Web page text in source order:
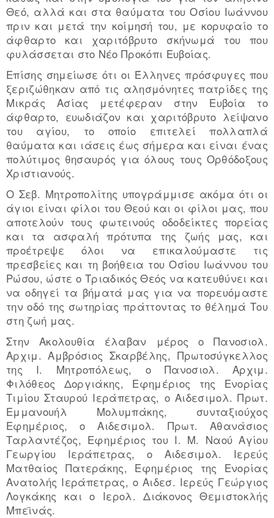
Θεό, αλλά και στα θαύματα του Οσίου Ιωάννου
πριν και μετά την κοίμησή του, με κορυφαίο το
άφθαρτο και χαριτόβρυτο σκήνωμά του που
φυλάσσεται στο Νέο Προκόπι Ευβοίας.
Επίσης σημείωσε ότι οι Έλληνες πρόσφυγες που
ξεριζώθηκαν από τις αλησμόνητες πατρίδες της
Μικράς Ασίας μετέφεραν στην Ευβοία το
άφθαρτο, ευωδιάζον και χαριτόβρυτο λείψανο
του αγίου, το οποίο επιτελεί πολλαπλά
θαύματα και ιάσεις έως σήμερα και είναι ένας
πολύτιμος θησαυρός για όλους τους Ορθόδοξους
Χριστιανούς.
Ο Σεβ. Μητροπολίτης υπογράμμισε ακόμα ότι οι
άγιοι είναι φίλοι του Θεού και οι φίλοι μας, που
αποτελούν τους φωτεινούς οδοδείκτες πορείας
και τα ασφαλή πρότυπα της ζωής μας, και
προέτρεψε όλοι να επικαλούμαστε τις
πρεσβείες και τη βοήθεια του Οσίου Ιωάννου του
Ρώσου, ώστε ο Τριαδικός Θεός να κατευθύνει και
να οδηγεί τα βήματά μας για να πορευόμαστε
την οδό της σωτηρίας πράττοντας το θέλημά Του
στη ζωή μας.
Στην Ακολουθία έλαβαν μέρος o Πανοσιολ.
Αρχιμ. Αμβρόσιος Σκαρβέλης, Πρωτοσύγκελλος
της Ι. Μητροπόλεως, ο Πανοσιολ. Αρχιμ.
Φιλόθεος Δοργιάκης, Εφημέριος της Ενορίας
Τιμίου Σταυρού Ιεράπετρας, ο Αιδεσιμολ. Πρωτ.
Εμμανουήλ Μολυμπάκης, συνταξιούχος
Εφημέριος, ο Αιδεσιμολ. Πρωτ. Αθανάσιος
Ταρλαντέζος, Εφημέριος του Ι. Μ. Ναού Αγίου
Γεωργίου Ιεράπετρας, ο Αιδεσιμολ. Ιερεύς
Ματθαίος Πατεράκης, Εφημέριος της Ενορίας
Ανατολής Ιεράπετρας, ο Αιδεσ. Ιερεύς Γεώργιος
Λογκάκης και ο Ιερολ. Διάκονος Θεμιστοκλής
Μπεϊνάς.